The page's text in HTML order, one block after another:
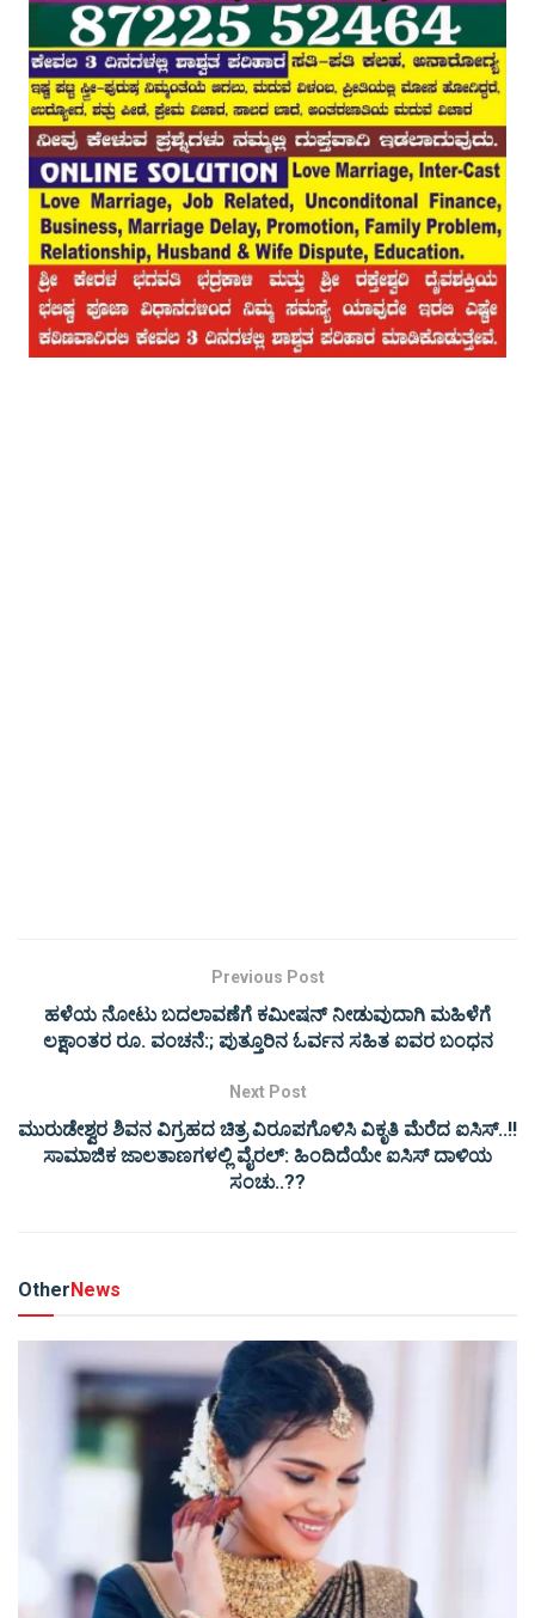
Previous Post
ಹಳೆಯ ನೋಟು ಬದಲಾವಣೆಗೆ ಕಮೀಷನ್ ನೀಡುವುದಾಗಿ ಮಹಿಳೆಗೆ
ಲಕ್ಷಾಂತರ ರೂ. ವಂಚನೆ:; ಪುತ್ತೂರಿನ ಓರ್ವನ ಸಹಿತ ಐವರ ಬಂಧನ
Next Post
ಮುರುಡೇಶ್ವರ ಶಿವನ ವಿಗ್ರಹದ ಚಿತ್ರ ವಿರೂಪಗೊಳಿಸಿ ವಿಕೃತಿ ಮೆರೆದ ಐಸಿಸ್..!!
ಸಾಮಾಜಿಕ ಜಾಲತಾಣಗಳಲ್ಲಿ ವೈರಲ್: ಹಿಂದಿದೆಯೇ ಐಸಿಸ್ ದಾಳಿಯ
ಸಂಚು..??
OtherNews